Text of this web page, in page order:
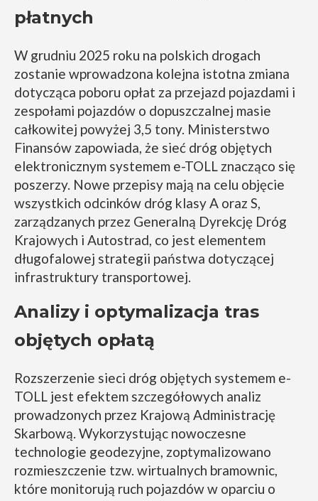
płatnych
W grudniu 2025 roku na polskich drogach
zostanie wprowadzona kolejna istotna zmiana
dotycząca poboru opłat za przejazd pojazdami i
zespołami pojazdów o dopuszczalnej masie
całkowitej powyżej 3,5 tony. Ministerstwo
Finansów zapowiada, że sieć dróg objętych
elektronicznym systemem e-TOLL znacząco się
poszerzy. Nowe przepisy mają na celu objęcie
wszystkich odcinków dróg klasy A oraz S,
zarządzanych przez Generalną Dyrekcję Dróg
Krajowych i Autostrad, co jest elementem
długofalowej strategii państwa dotyczącej
infrastruktury transportowej.
Analizy i optymalizacja tras
objętych opłatą
Rozszerzenie sieci dróg objętych systemem e-
TOLL jest efektem szczegółowych analiz
prowadzonych przez Krajową Administrację
Skarbową. Wykorzystując nowoczesne
technologie geodezyjne, zoptymalizowano
rozmieszczenie tzw. wirtualnych bramownic,
które monitorują ruch pojazdów w oparciu o